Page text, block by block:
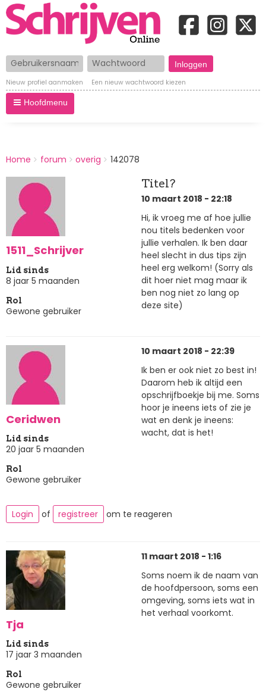
Gebruikersnaam Wachtwoord
Nieuw profiel aanmaken Een nieuw wachtwoord kiezen
Hoofdmenu
BREADCRUMBS
You
here:
Home forum overig 142078
1511_Schrijver
Lid sinds
8 jaar 5 maanden
Rol
Gewone gebruiker
Titel?
10 maart 2018 - 22:18
Hi, ik vroeg me af hoe jullie
nou titels bedenken voor
jullie verhalen. Ik ben daar
heel slecht in dus tips zijn
heel erg welkom! (Sorry als
dit hoer niet mag maar ik
ben nog niet zo lang op
deze site)
Ceridwen
Lid sinds
20 jaar 5 maanden
Rol
Gewone gebruiker
10 maart 2018 - 22:39
Ik ben er ook niet zo best in!
Daarom heb ik altijd een
opschrijfboekje bij me. Soms
hoor je ineens iets of zie je
wat en denk je ineens:
wacht, dat is het!
Login of registreer om te reageren
Tja
Lid sinds
17 jaar 3 maanden
Rol
Gewone gebruiker
11 maart 2018 - 1:16
Soms noem ik de naam van
de hoofdpersoon, soms een
omgeving, soms iets wat in
het verhaal voorkomt.